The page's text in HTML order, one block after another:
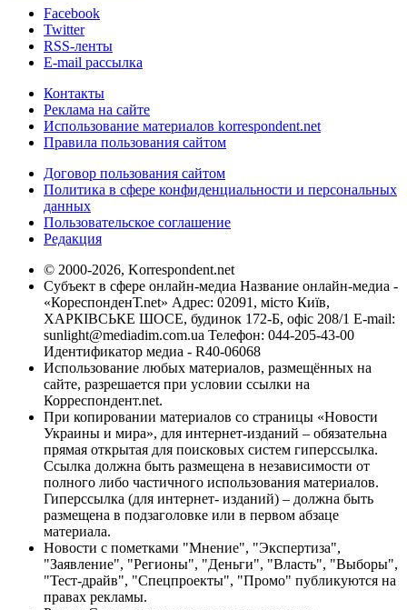
Facebook
Twitter
RSS-ленты
E-mail рассылка
Контакты
Реклама на сайте
Использование материалов korrespondent.net
Правила пользования сайтом
Договор пользования сайтом
Политика в сфере конфиденциальности и персональных
данных
Пользовательское соглашение
Редакция
© 2000-2026, Korrespondent.net
Субъект в сфере онлайн-медиа Название онлайн-медиа -
«КореспонденТ.net» Адрес: 02091, місто Київ,
ХАРКІВСЬКЕ ШОСЕ, будинок 172-Б, офіс 208/1 E-mail:
sunlight@mediadim.com.ua Телефон: 044-205-43-00
Идентификатор медиа - R40-06068
Использование любых материалов, размещённых на
сайте, разрешается при условии ссылки на
Корреспондент.net.
При копировании материалов со страницы «Новости
Украины и мира», для интернет-изданий – обязательна
прямая открытая для поисковых систем гиперссылка.
Ссылка должна быть размещена в независимости от
полного либо частичного использования материалов.
Гиперссылка (для интернет- изданий) – должна быть
размещена в подзаголовке или в первом абзаце
материала.
Новости с пометками "Мнение", "Экспертиза",
"Заявление", "Регионы", "Деньги", "Власть", "Выборы",
"Тест-драйв", "Спецпроекты", "Промо" публикуются на
правах рекламы.